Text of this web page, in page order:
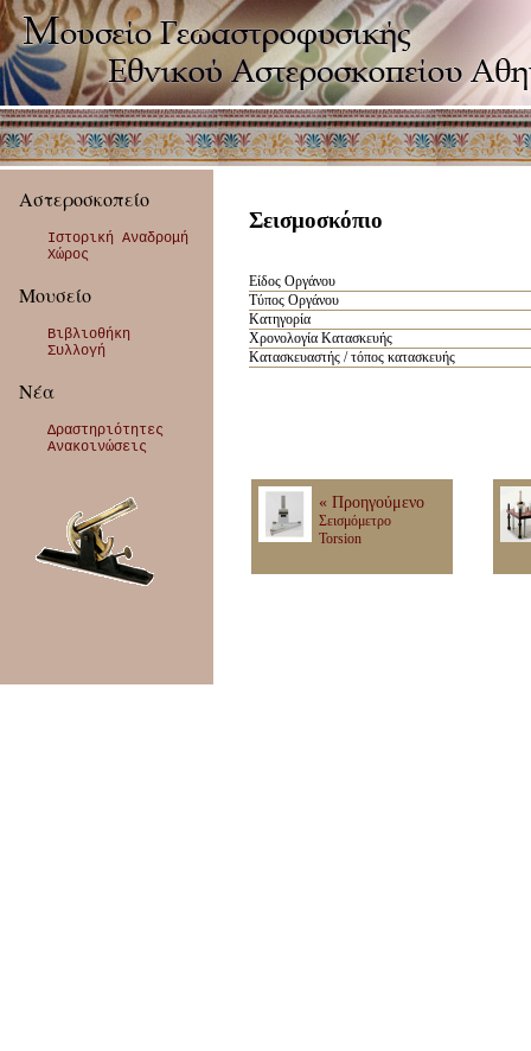
Αστεροσκοπείο
Ιστορική Αναδρομή
Χώρος
Μουσείο
Βιβλιοθήκη
Συλλογή
Νέα
Δραστηριότητες
Ανακοινώσεις
Σεισμοσκόπιο
Είδος Οργάνου
Τύπος Οργάνου
Κατηγορία
Χρονολογία Κατασκευής
Κατασκευαστής / τόπος κατασκευής
« Προηγούμενο
Σεισμόμετρο
Torsion